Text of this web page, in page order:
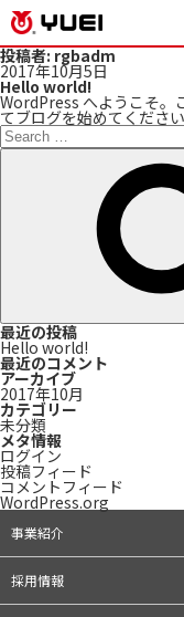
投稿者: rgbadm
Posted
on
2017年10月5日
Hello world!
WordPress へようこそ。
てブログを始めてくださ
Search
for:
最近の投稿
Hello world!
最近のコメント
アーカイブ
2017年10月
カテゴリー
未分類
メタ情報
ログイン
投稿フィード
コメントフィード
WordPress.org
事業紹介
採用情報